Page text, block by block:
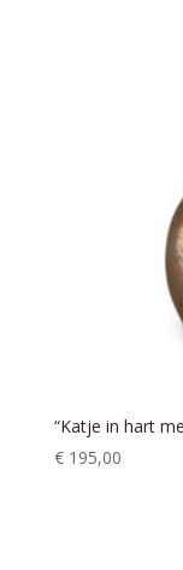
“Katje in hart
€195,00